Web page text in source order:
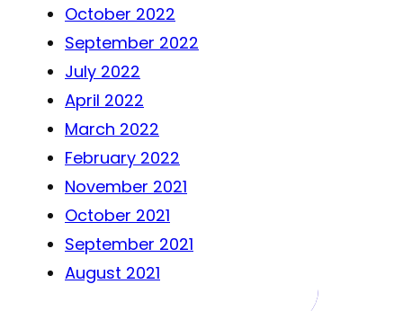
October 2022
September 2022
July 2022
April 2022
March 2022
February 2022
November 2021
October 2021
September 2021
August 2021